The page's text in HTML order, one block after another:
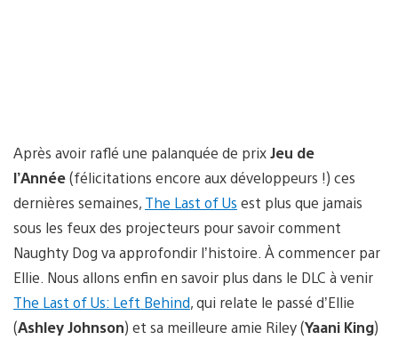
Après avoir raflé une palanquée de prixJeu de
l’Année(félicitations encore aux développeurs !) ces
dernières semaines, The Last of Us est plus que jamais
sous les feux des projecteurs pour savoir comment
Naughty Dog va approfondir l’histoire. À commencer par
Ellie. Nous allons enfin en savoir plus dans le DLC à venir
The Last of Us: Left Behind, qui relate le passé d’Ellie
(Ashley Johnson) et sa meilleure amie Riley (Yaani King)